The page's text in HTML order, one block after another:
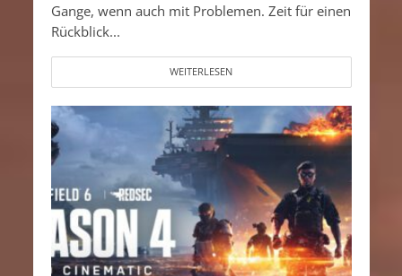
Gange, wenn auch mit Problemen. Zeit für einen
Rückblick...
WEITERLESEN